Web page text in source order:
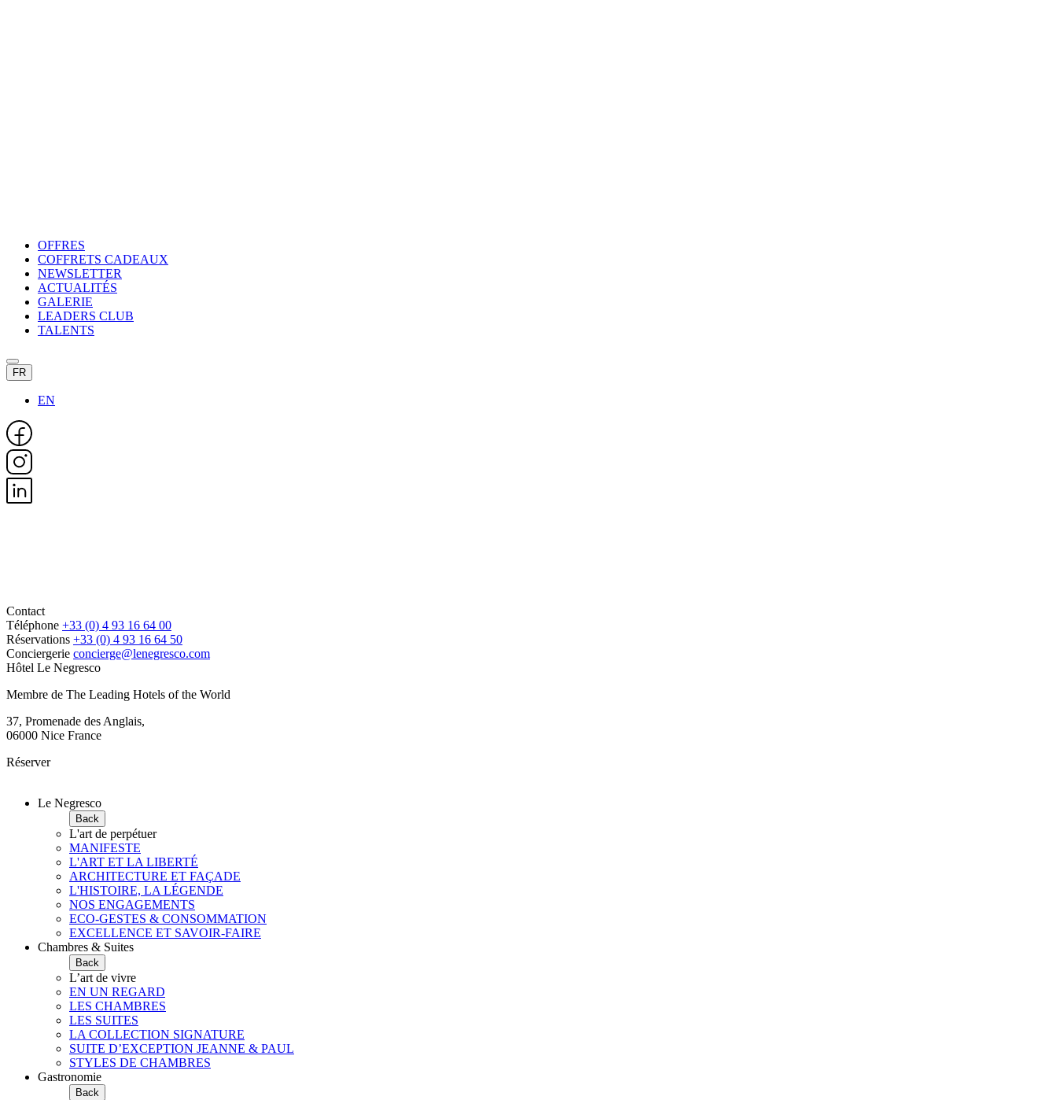
OFFRES
COFFRETS CADEAUX
NEWSLETTER
ACTUALITÉS
GALERIE
LEADERS CLUB
TALENTS
FR
EN
Contact
Téléphone +33 (0) 4 93 16 64 00
Réservations +33 (0) 4 93 16 64 50
Conciergerie concierge@lenegresco.com
Hôtel Le Negresco
Membre de The Leading Hotels of the World
37, Promenade des Anglais,
06000 Nice France
Réserver
Le Negresco
Back
L'art de perpétuer
MANIFESTE
L'ART ET LA LIBERTÉ
ARCHITECTURE ET FAÇADE
L'HISTOIRE, LA LÉGENDE
NOS ENGAGEMENTS
ECO-GESTES & CONSOMMATION
EXCELLENCE ET SAVOIR-FAIRE
Chambres & Suites
Back
L’art de vivre
EN UN REGARD
LES CHAMBRES
LES SUITES
LA COLLECTION SIGNATURE
SUITE D’EXCEPTION JEANNE & PAUL
STYLES DE CHAMBRES
Gastronomie
Back